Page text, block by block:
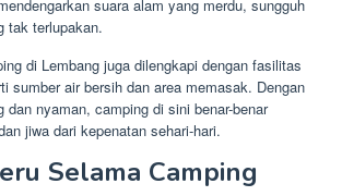
suara alam yang merdu, sungguh
tak terlupakan.
di Lembang juga dilengkapi dengan fasilitas
sumber air bersih dan area memasak. Dengan
dan nyaman, camping di sini benar-benar
jiwa dari kepenatan sehari-hari.
Selama Camping